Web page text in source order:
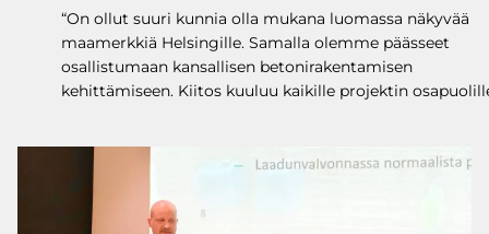
“On ollut suuri kunnia olla mukana luomassa näkyvää
maamerkkiä Helsingille. Samalla olemme päässeet
osallistumaan kansallisen betonirakentamisen
kehittämiseen. Kiitos kuuluu kaikille projektin